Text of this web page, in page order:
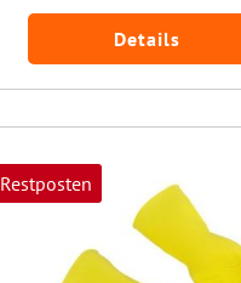
Details
Restposten